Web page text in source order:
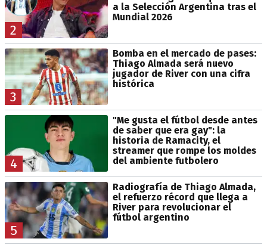
2
a la Selección Argentina tras el
Mundial 2026
3
Bomba en el mercado de pases:
Thiago Almada será nuevo
jugador de River con una cifra
histórica
4
"Me gusta el fútbol desde antes
de saber que era gay": la
historia de Ramacity, el
streamer que rompe los moldes
del ambiente futbolero
5
Radiografía de Thiago Almada,
el refuerzo récord que llega a
River para revolucionar el
fútbol argentino